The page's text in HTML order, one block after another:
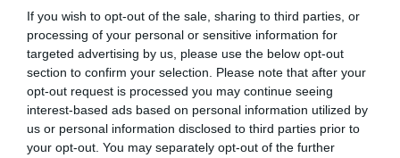
If you wish to opt-out of the sale, sharing to third parties, or
processing of your personal or sensitive information for
targeted advertising by us, please use the below opt-out
section to confirm your selection. Please note that after your
opt-out request is processed you may continue seeing
interest-based ads based on personal information utilized by
us or personal information disclosed to third parties prior to
your opt-out. You may separately opt-out of the further
kaphat vissza. Olaszországban is szigorúan
büntetik a gyorshajtást, 10 km/h-val való
túllépéskor már 38 eurós (kb. 11.700 forint) a
bírság, de ez szélsőséges esetekben több
ezer euró is lehet. Ugyanitt a vezetés közben
kézben tartott mobiltelefon használatát 150
– 600 euró (46.000 – 185.000 forint) között,